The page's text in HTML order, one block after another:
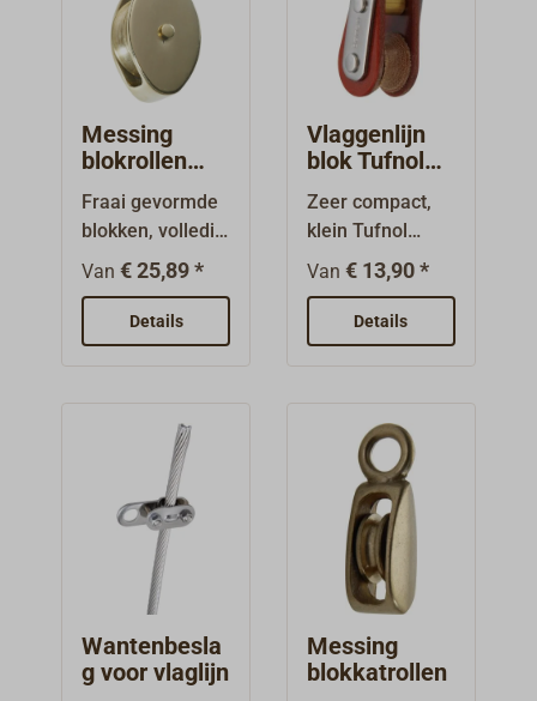
Messing
blokrollen
voor 6-10
mm touw
Fraai gevormde
blokken, volledig
van messing,
gepolijst.Voor
diverse
decoratieve
blokken.Het oog
staat in de
lengterichting.
Van€ 25,89 *
Details
Vlaggenlijn
blok Tufnol
BARTON
Zeer compact,
klein Tufnol
vlaggenlijnblok
uit de TUPHblox
serie van
BARTON.Enkele
beugel of met
roestvrijstalen
draaibare
sluiting.
Van € 13,90 *
Details
Wantenbesla
g voor vlaglijn
Messing
blokkatrollen